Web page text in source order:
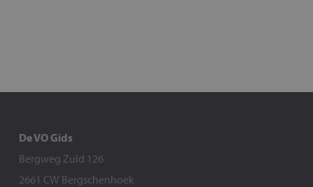
De VO Gids
Bergweg Zuid 126
2661 CW Bergschenhoek